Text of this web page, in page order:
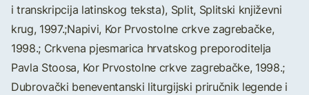
i transkripcija latinskog teksta), Split, Splitski književni
krug, 1997.;Napivi, Kor Prvostolne crkve zagrebačke,
1998.; Crkvena pjesmarica hrvatskog preporoditelja
Pavla Stoosa, Kor Prvostolne crkve zagrebačke, 1998.;
Dubrovački beneventanski liturgijski priručnik legende i